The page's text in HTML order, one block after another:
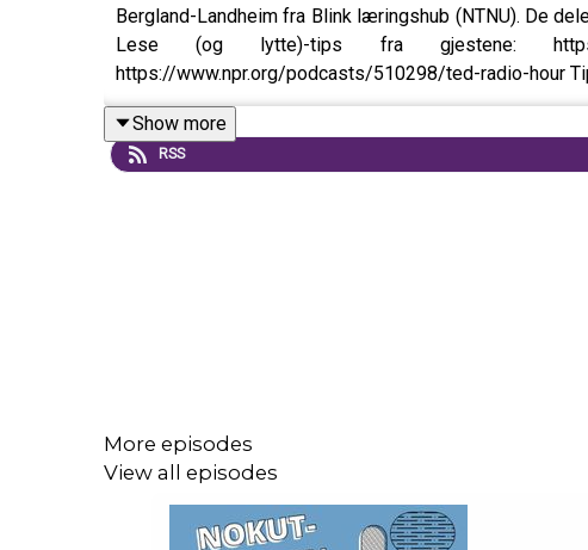
Bergland-Landheim fra Blink læringshub (NTNU). De
Lese (og lytte)-tips fra gjestene: https://
https://www.npr.org/podcasts/510298/ted-radio-hour
Show more
RSS
More episodes
View all episodes